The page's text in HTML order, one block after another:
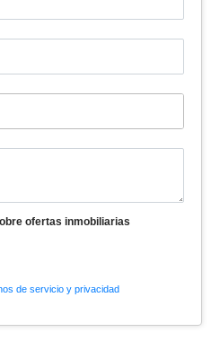
ofertas inmobiliarias
de servicio y privacidad